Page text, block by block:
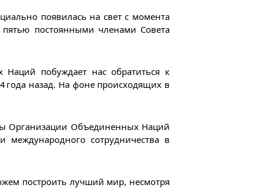
появилась на свет с момента
постоянными членами Совета
побуждает нас обратиться к
года назад. На фоне происходящих в
Организации Объединенных Наций
международного сотрудничества в
построить лучший мир, несмотря